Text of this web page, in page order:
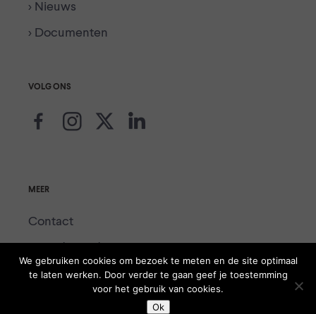
> Nieuws
> Documenten
VOLG ONS
MEER
Contact
Colofon
We gebruiken cookies om bezoek te meten en de site optimaal
te laten werken. Door verder te gaan geef je toestemming
voor het gebruik van cookies.
Ok